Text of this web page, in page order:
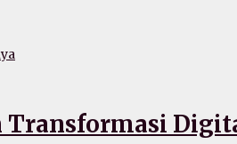
Transformasi